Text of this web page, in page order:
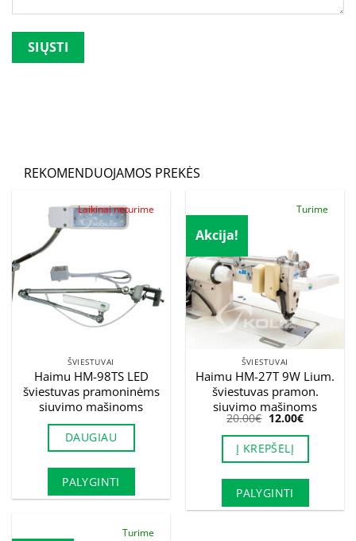
REKOMENDUOJAMOS PREKĖS
Laikinai neturime
ŠVIESTUVAI
Haimu HM-98TS LED
šviestuvas pramoninėms
siuvimo mašinoms
DAUGIAU
PALYGINTI
Akcija!
Turime
ŠVIESTUVAI
Haimu HM-27T 9W Lium.
šviestuvas pramon.
siuvimo mašinoms
20.00€ Original
price
was:
20.00€.
12.00€Current
price
is:
Į KREPŠELĮ
PALYGINTI
Turime